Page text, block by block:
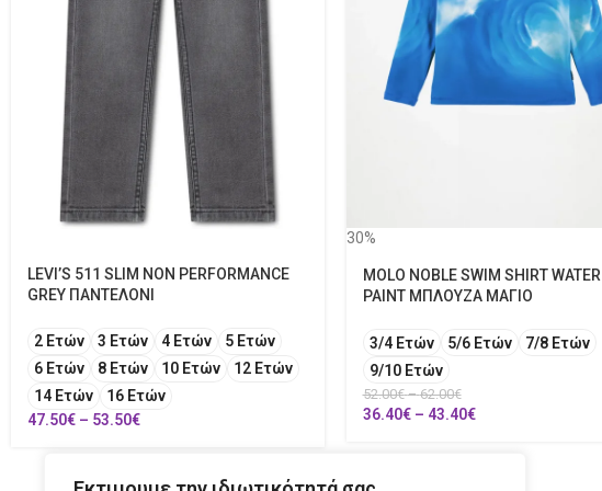
LEVI’S 511 SLIM NON PERFORMANCE
GREY ΠΑΝΤΕΛΟΝΙ
2 Ετών 3 Ετών 4 Ετών
5 Ετών
6 Ετών
8 Ετών 10 Ετών
12 Ετών
14 Ετών
16 Ετών
47.50€ – 53.50€
30%
MOLO NOBLE SWIM SHIRT WATER
PAINT ΜΠΛΟΥΖΑ ΜΑΓΙΟ
3/4 Ετών 5/6 Ετών
7/8 Ετών
9/10 Ετών
52.00€ – 62.00€
36.40€ – 43.40€